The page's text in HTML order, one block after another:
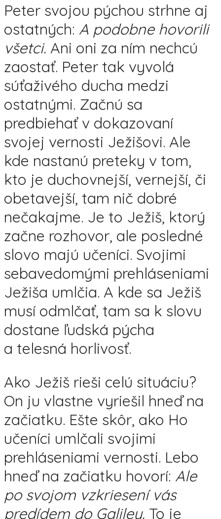
Peter svojou pýchou strhne aj
ostatných: A podobne hovorili
všetci. Ani oni za ním nechcú
zaostať. Peter tak vyvolá
súťaživého ducha medzi
ostatnými. Začnú sa
predbiehať v dokazovaní
svojej vernosti Ježišovi. Ale
kde nastanú preteky v tom,
kto je duchovnejší, vernejší, či
obetavejší, tam nič dobré
nečakajme. Je to Ježiš, ktorý
začne rozhovor, ale posledné
slovo majú učeníci. Svojimi
sebavedomými prehláseniami
Ježiša umlčia. A kde sa Ježiš
musí odmlčať, tam sa k slovu
dostane ľudská pýcha
a telesná horlivosť.
Ako Ježiš rieši celú situáciu?
On ju vlastne vyriešil hneď na
začiatku. Ešte skôr, ako Ho
učeníci umlčali svojimi
prehláseniami vernosti. Lebo
hneď na začiatku hovorí: Ale
po svojom vzkriesení vás
predídem do Galiley. To je